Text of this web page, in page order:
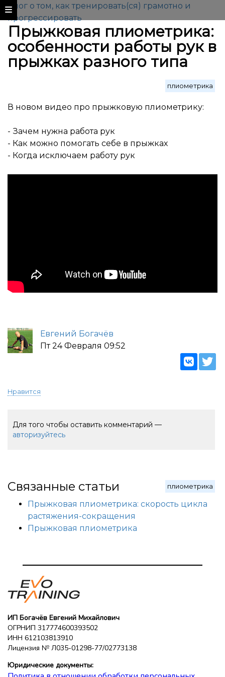
Блог о том, как тренировать(ся) грамотно и
прогрессировать
Прыжковая плиометрика:
особенности работы рук в
прыжках разного типа
плиометрика
В новом видео про прыжковую плиометрику:
- Зачем нужна работа рук
- Как можно помогать себе в прыжках
- Когда исключаем работу рук
Евгений Богачёв
Пт 24 Февраля 09:52
Нравится
Для того чтобы оставить комментарий —
авторизуйтесь
плиометрика
Связанные статьи
Прыжковая плиометрика: скорость цикла
растяжения-сокращения
Прыжковая плиометрика
ИП Богачёв Евгений Михайлович
ОГРНИП 317774600393502
ИНН 612103813910
Лицензия № Л035-01298-77/02773138
Юридические документы: